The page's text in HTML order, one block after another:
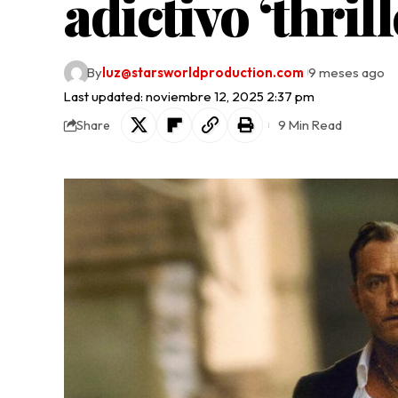
Last updated: noviembre 12, 2025 2:37 pm
By luz@starsworldproduction.com 9 meses ago
Share 9 Min Read